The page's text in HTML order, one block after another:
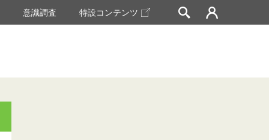
意識調査 特設コンテンツ